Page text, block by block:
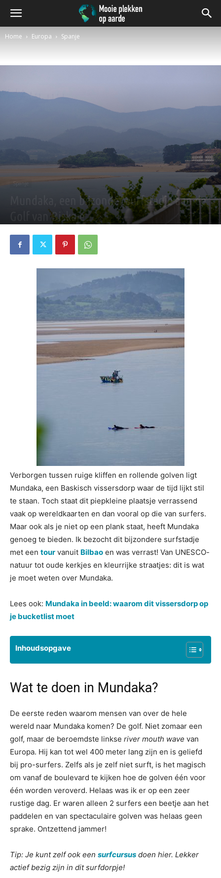
Home Europa Spanje
Spanje
Mundaka, een bijzonder surfstadje aan de
Golf van Biskaje
Verborgen tussen ruige kliffen en rollende golven ligt
Mundaka, een Baskisch vissersdorp waar de tijd lijkt stil
te staan. Toch staat dit piepkleine plaatsje verrassend
vaak op wereldkaarten en dan vooral op die van surfers.
Maar ook als je niet op een plank staat, heeft Mundaka
genoeg te bieden. Ik bezocht dit bijzondere surfstadje
met een tour vanuit Bilbao en was verrast! Van UNESCO-
natuur tot oude kerkjes en kleurrijke straatjes: dit is wat
je moet weten over Mundaka.
Lees ook: Mundaka in beeld: waarom dit vissersdorp op
je bucketlist moet
Inhoudsopgave
Wat te doen in Mundaka?
De eerste reden waarom mensen van over de hele
wereld naar Mundaka komen? De golf. Niet zomaar een
golf, maar de beroemdste linkse river mouth wave van
Europa. Hij kan tot wel 400 meter lang zijn en is geliefd
bij pro-surfers. Zelfs als je zelf niet surft, is het magisch
om vanaf de boulevard te kijken hoe de golven één voor
één worden veroverd. Helaas was ik er op een zeer
rustige dag. Er waren alleen 2 surfers een beetje aan het
paddelen en van spectaculaire golven was helaas geen
sprake. Ontzettend jammer!
Tip: Je kunt zelf ook een surfcursus doen hier. Lekker
actief bezig zijn in dit surfdorpje!